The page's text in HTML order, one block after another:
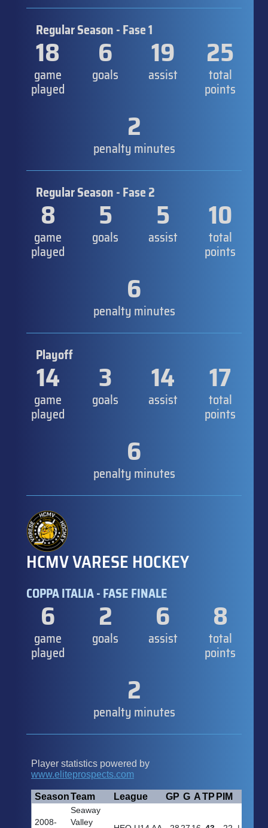
Regular Season - Fase 1
18
game
played
6
goals
19
assist
25
total
points
2
penalty minutes
Regular Season - Fase 2
8
game
played
5
goals
5
assist
10
total
points
6
penalty minutes
Playoff
14
game
played
3
goals
14
assist
17
total
points
6
penalty minutes
HCMV VARESE HOCKEY
COPPA ITALIA - FASE FINALE
6
game
played
2
goals
6
assist
8
total
points
2
penalty minutes